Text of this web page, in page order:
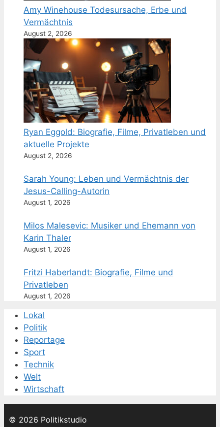
Amy Winehouse Todesursache, Erbe und
Vermächtnis
August 2, 2026
Ryan Eggold: Biografie, Filme, Privatleben und
aktuelle Projekte
August 2, 2026
Sarah Young: Leben und Vermächtnis der
Jesus-Calling-Autorin
August 1, 2026
Milos Malesevic: Musiker und Ehemann von
Karin Thaler
August 1, 2026
Fritzi Haberlandt: Biografie, Filme und
Privatleben
August 1, 2026
Lokal
Politik
Reportage
Sport
Technik
Welt
Wirtschaft
© 2026 Politikstudio